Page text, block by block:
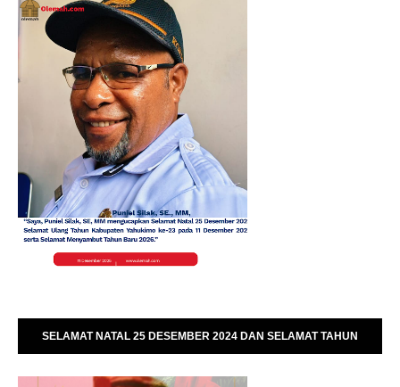
SELAMAT NATAL 25 DESEMBER 2024 DAN SELAMAT TAHUN